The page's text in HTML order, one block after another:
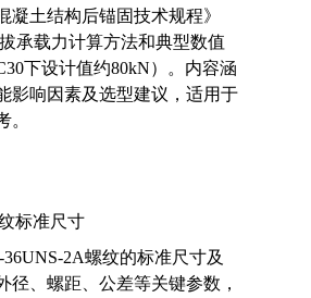
凝土结构后锚固技术规程》
承载力计算方法和典型数值
下设计值约80kN）。内容涵
影响因素及选型建议，适用于
。
标准尺寸
2A螺纹的标准尺寸及
径、螺距、公差等关键参数，